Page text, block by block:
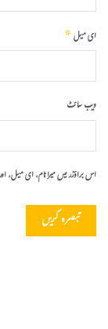
ای میل*
ویب‌ سائٹ
اس براؤزر میں میرا نام، ای میل،